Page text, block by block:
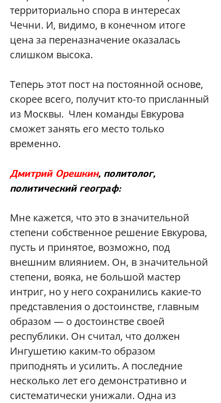
территориально спора в интересах
Чечни. И, видимо, в конечном итоге
цена за переназначение оказалась
слишком высока.
Теперь этот пост на постоянной основе,
скорее всего, получит кто-то присланный
из Москвы. Член команды Евкурова
сможет занять его место только
временно.
Дмитрий Орешкин, политолог,
политический географ:
Мне кажется, что это в значительной
степени собственное решение Евкурова,
пусть и принятое, возможно, под
внешним влиянием. Он, в значительной
степени, вояка, не большой мастер
интриг, но у него сохранились какие-то
представления о достоинстве, главным
образом — о достоинстве своей
республики. Он считал, что должен
Ингушетию каким-то образом
приподнять и усилить. А последние
несколько лет его демонстративно и
систематически унижали. Одна из